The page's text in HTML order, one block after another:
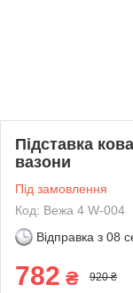
Підставка
вазони
Під замовлення
Код: Вежа 4 W-004
Відправка з 08
782 ₴ 920 ₴